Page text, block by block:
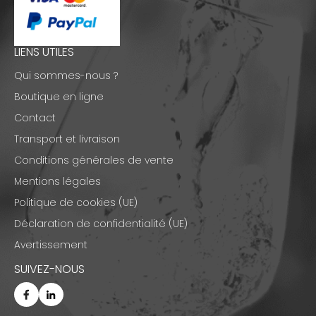
LIENS UTILES
Qui sommes-nous ?
Boutique en ligne
Contact
Transport et livraison
Conditions générales de vente
Mentions légales
Politique de cookies (UE)
Déclaration de confidentialité (UE)
Avertissement
SUIVEZ-NOUS